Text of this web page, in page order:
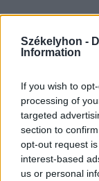
Székelyhon -
Information
If you wish to
processing of
targeted
section to
opt-out request
interest-based
us or personal